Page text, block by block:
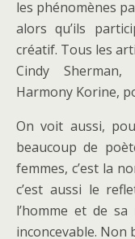
les phénomènes
alors qu’ils
créatif. Tous les
Cindy Sherman,
Harmony Korine,
On voit aussi,
beaucoup de
femmes, c’est la
c’est aussi le
l’homme et de sa
inconcevable. Non